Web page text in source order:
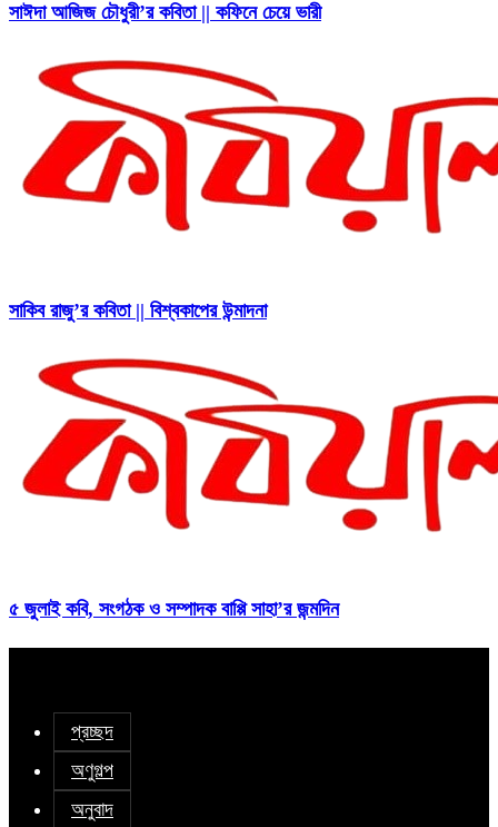
সাঈদা আজিজ চৌধুরী’র কবিতা || কফিনে চেয়ে ভারী
সাকিব রাজু’র কবিতা || বিশ্বকাপের উন্মাদনা
৫ জুলাই কবি, সংগঠক ও সম্পাদক বাপ্পি সাহা’র জন্মদিন
প্রচ্ছদ
অণুগল্প
অনুবাদ